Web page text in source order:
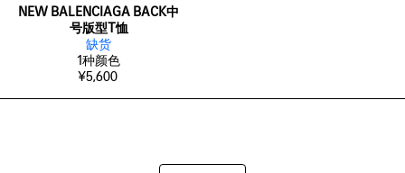
NEW BALENCIAGA BACK中
号版型T恤
缺货
1种颜色
¥5,600